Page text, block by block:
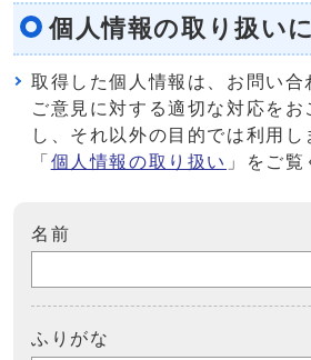
個人情報の取り扱い
取得した個人情報は、お問い合
ご意見に対する適切な対応をお
し、それ以外の目的では利用し
「 個人情報の取り扱い 」をご覧
名前
ふりがな